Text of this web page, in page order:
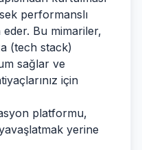
performanslı
Bu mimariler,
(tech stack)
sağlar ve
için
platformu,
yerine